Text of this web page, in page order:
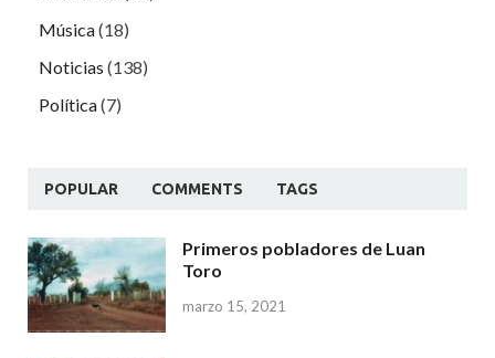
Música(18)
Noticias (138)
Política(7)
POPULAR COMMENTS TAGS
Primeros pobladores de Luan
Toro
marzo 15, 2021